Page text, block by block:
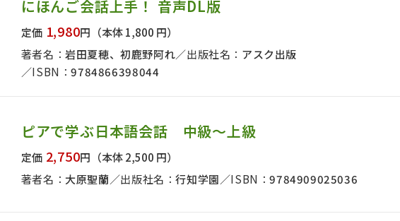
出版社名で絞り込む
にほんご会話上手！ 音声DL版
定価 1,980円 （本体 1,800 円）
著者名：岩田夏穂、初鹿野阿れ 出版社名： アスク出版
ISBN：9784866398044
ピアで学ぶ日本語会話 中級～上級
定価 2,750円 （本体 2,500 円）
著者名： 大原聖蘭 出版社名：行知学園 ISBN：9784909025036